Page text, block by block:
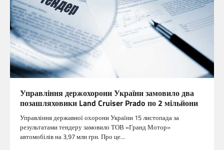
Управління держохорони України замовило два
позашляховики Land Cruiser Prado по 2 мільйони
Управління державної охорони України 15 листопада за
результатами тендеру замовило ТОВ «Гранд Мотор»
автомобілів на 3,97 млн грн. Про це…